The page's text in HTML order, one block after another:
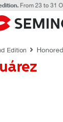
From 23 to 31
Edition Honored